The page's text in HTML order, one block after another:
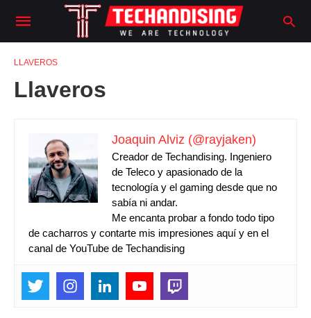
LLAVEROS
Llaveros
Joaquin Alviz (@rayjaken)
Creador de Techandising. Ingeniero
de Teleco y apasionado de la
tecnología y el gaming desde que no
sabía ni andar.
Me encanta probar a fondo todo tipo
de cacharros y contarte mis impresiones aquí y en el
canal de YouTube de Techandising